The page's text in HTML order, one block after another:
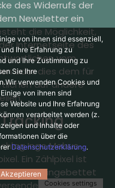
des Widerrufs der
Newsletter ein
die Möglichkeit,
Internetseite des
vom
oder dies dem für
auf andere
Ingo Mebus
Ein Zählpixel ist
E-Mails eingebettet
von ihnen sind essenziell,
Ihre Erfahrung zu
und Ihre Zustimmung zu
Sie Ihre
Wir verwenden Cookies und
von ihnen sind
Website und Ihre Erfahrung
verarbeitet werden (z.
und Inhalte oder
über die
Datenschutzerklärung.
Akzeptieren
Cookies settings